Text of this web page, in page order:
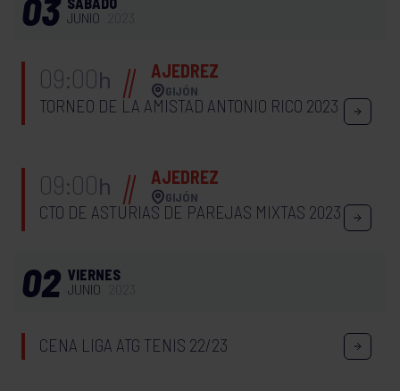
03 JUNIO
09:00h AJEDREZ
GIJÓN
TORNEO DE LA AMISTAD ANTONIO RICO 2023
09:00h AJEDREZ
GIJÓN
CTO DE ASTURIAS DE PAREJAS MIXTAS 2023
02 VIERNES
JUNIO
CENA LIGA ATG TENIS 22/23